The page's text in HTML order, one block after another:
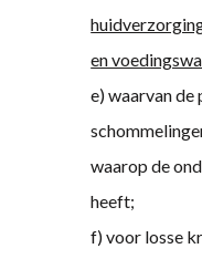
en
e) waarvan de
waarop de
heeft;
f) voor losse